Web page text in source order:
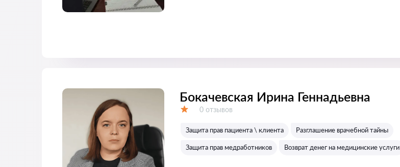
Бокачевская Ирина Геннадьевна
Отзывов:
0 отзывов
Защита прав пациента \ клиента Разглашение врачебной тайны
Защита прав медработников Возврат денег на медицинские услуги